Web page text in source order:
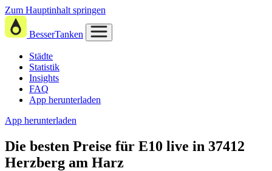
Zum Hauptinhalt springen
BesserTanken
Städte
Statistik
Insights
FAQ
App herunterladen
App herunterladen
Die besten Preise für E10 live in 37412
Herzberg am Harz